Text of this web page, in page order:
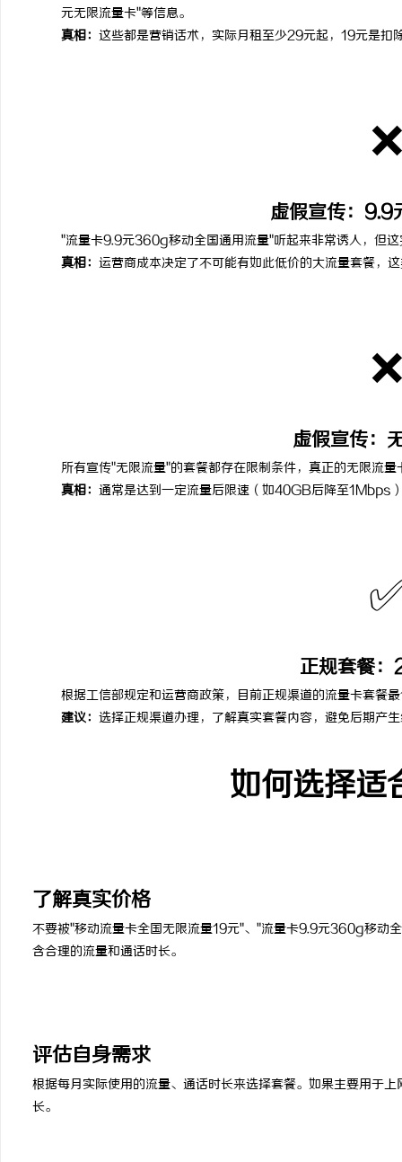
元无限流量卡"等信息。
真相： 这些都是营销话术，实际月租至少29元起，19元是扣
虚假宣传：
"流量卡9.9元360g移动全国通用流量"听起来非常诱人，但
真相： 运营商成本决定了不可能有如此低价的大流量套餐，
虚假宣传：
所有宣传"无限流量"的套餐都存在限制条件，真正的无限流量
真相： 通常是达到一定流量后限速（如40GB后降至1Mbps
正规套餐：
根据工信部规定和运营商政策，目前正规渠道的流量卡套餐
建议： 选择正规渠道办理，了解真实套餐内容，避免后期产
如何选择适
了解真实价格
不要被"移动流量卡全国无限流量19元"、"流量卡9.9元360g移动
含合理的流量和通话时长。
评估自身需求
根据每月实际使用的流量、通话时长来选择套餐。如果主要用于
长。